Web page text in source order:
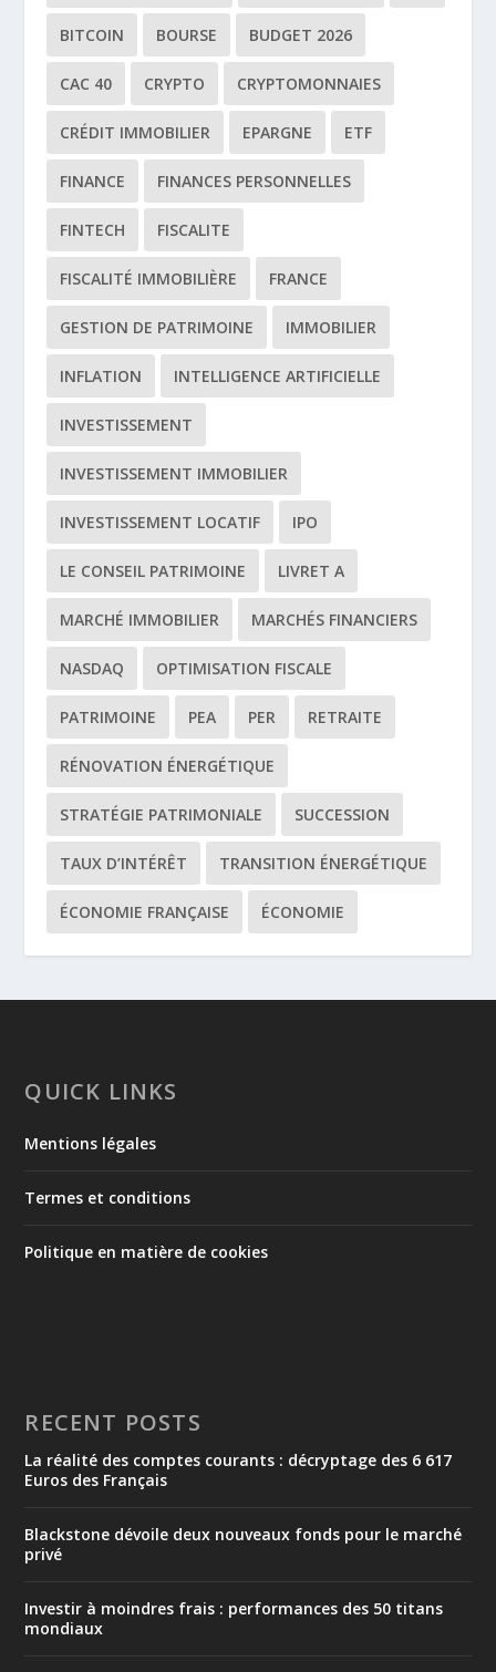
BITCOIN BOURSE BUDGET 2026
CAC 40 CRYPTO CRYPTOMONNAIES
CRÉDIT IMMOBILIER EPARGNE ETF
FINANCE FINANCES PERSONNELLES
FINTECH FISCALITE
FISCALITÉ IMMOBILIÈRE FRANCE
GESTION DE PATRIMOINE IMMOBILIER
INFLATION INTELLIGENCE ARTIFICIELLE
INVESTISSEMENT
INVESTISSEMENT IMMOBILIER
INVESTISSEMENT LOCATIF IPO
LE CONSEIL PATRIMOINE LIVRET A
MARCHÉ IMMOBILIER MARCHÉS FINANCIERS
NASDAQ OPTIMISATION FISCALE
PATRIMOINE PEA PER RETRAITE
RÉNOVATION ÉNERGÉTIQUE
STRATÉGIE PATRIMONIALE SUCCESSION
TAUX D’INTÉRÊT TRANSITION ÉNERGÉTIQUE
ÉCONOMIE FRANÇAISE ÉCONOMIE
QUICK LINKS
Mentions légales
Termes et conditions
Politique en matière de cookies
RECENT POSTS
La réalité des comptes courants : décryptage des 6 617
Euros des Français
Blackstone dévoile deux nouveaux fonds pour le marché
privé
Investir à moindres frais : performances des 50 titans
mondiaux